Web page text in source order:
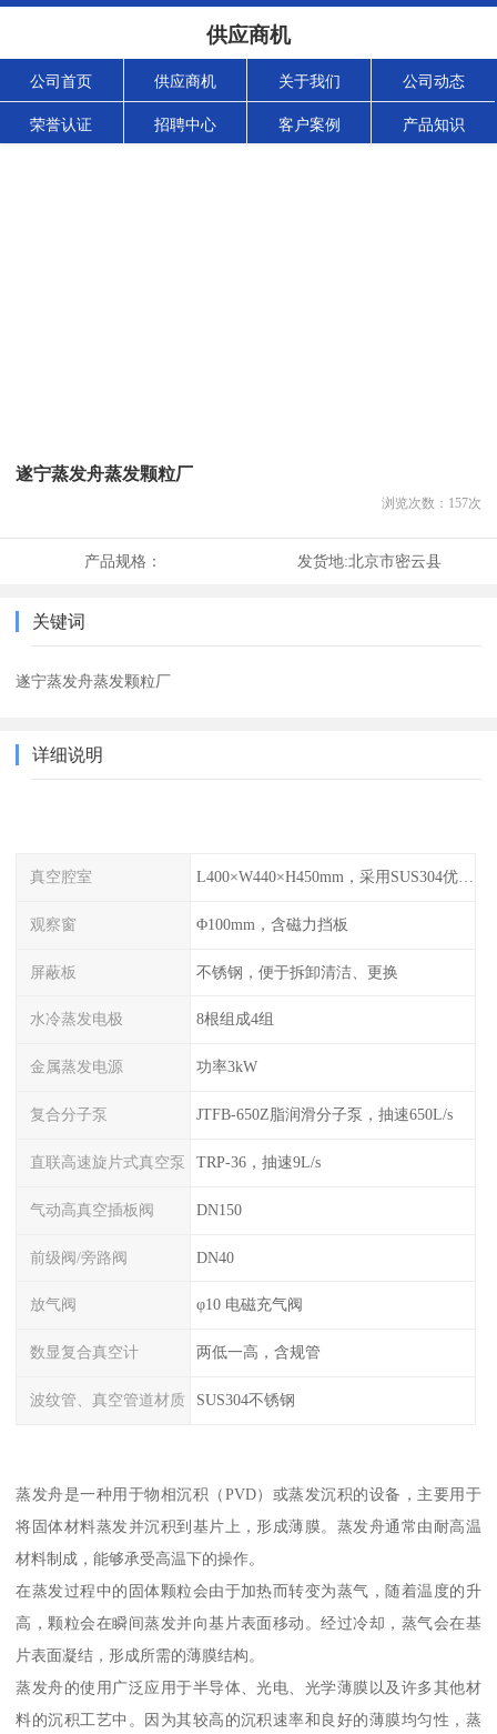
供应商机
公司首页 供应商机 关于我们 公司动态
荣誉认证 招聘中心 客户案例 产品知识
遂宁蒸发舟蒸发颗粒厂
浏览次数： 157次
产品规格： 发货地:北京市密云县
关键词
遂宁蒸发舟蒸发颗粒厂
详细说明
真空腔室 L400×W440×H450mm，采用SUS304优质不锈钢
观察窗 Φ100mm，含磁力挡板
屏蔽板 不锈钢，便于拆卸清洁、更换
水冷蒸发电极 8根组成4组
金属蒸发电源 功率3kW
复合分子泵 JTFB-650Z脂润滑分子泵，抽速650L/s
直联高速旋片式真空泵 TRP-36，抽速9L/s
气动高真空插板阀 DN150
前级阀/旁路阀 DN40
放气阀 φ10 电磁充气阀
数显复合真空计 两低一高，含规管
波纹管、真空管道材质 SUS304不锈钢
蒸发舟是一种用于物相沉积（PVD）或蒸发沉积的设备，主要用于
将固体材料蒸发并沉积到基片上，形成薄膜。蒸发舟通常由耐高温
材料制成，能够承受高温下的操作。
在蒸发过程中的固体颗粒会由于加热而转变为蒸气，随着温度的升
高，颗粒会在瞬间蒸发并向基片表面移动。经过冷却，蒸气会在基
片表面凝结，形成所需的薄膜结构。
蒸发舟的使用广泛应用于半导体、光电、光学薄膜以及许多其他材
料的沉积工艺中。因为其较高的沉积速率和良好的薄膜均匀性，蒸